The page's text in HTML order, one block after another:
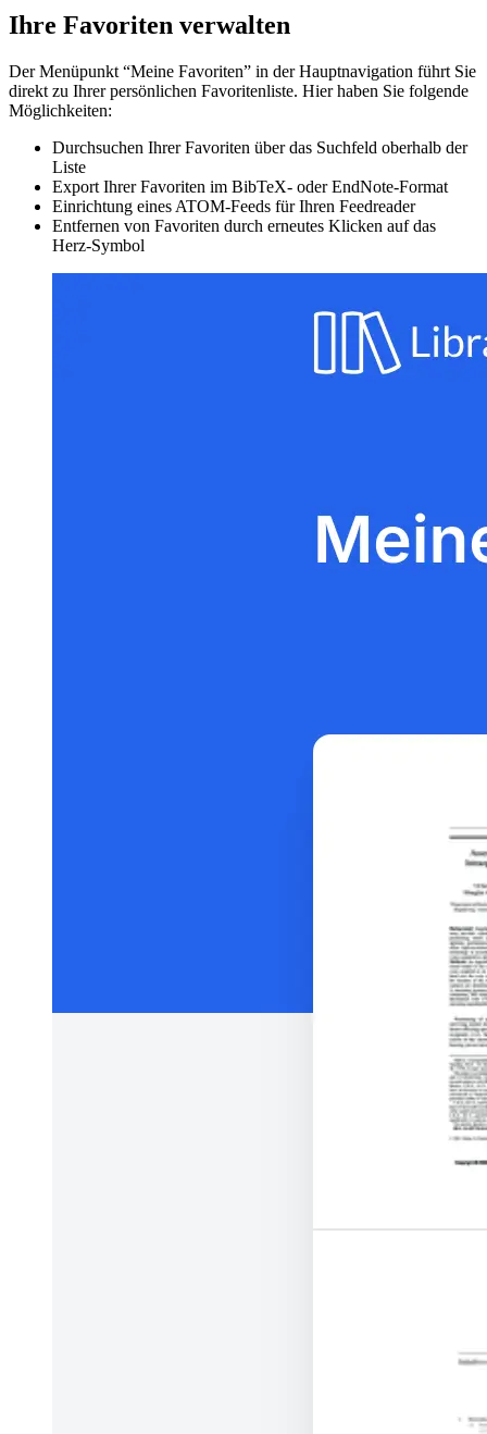
Ihre Favoriten verwalten
Der Menüpunkt “Meine Favoriten” in der Hauptnavigation führt Sie
direkt zu Ihrer persönlichen Favoritenliste. Hier haben Sie folgende
Möglichkeiten:
Durchsuchen Ihrer Favoriten über das Suchfeld oberhalb der
Liste
Export Ihrer Favoriten im BibTeX- oder EndNote-Format
Einrichtung eines ATOM-Feeds für Ihren Feedreader
Entfernen von Favoriten durch erneutes Klicken auf das
Herz-Symbol